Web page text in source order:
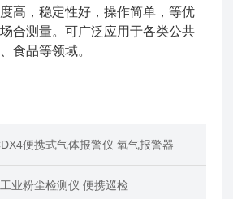
高，稳定性好，操作简单，等优
合测量。可广泛应用于各类公共
食品等领域。
便携式气体报警仪 氧气报警器
业粉尘检测仪 便携巡检